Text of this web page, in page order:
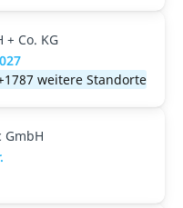
Co. KG
weitere Standorte